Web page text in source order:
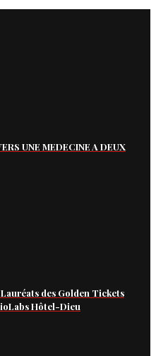
UNE MEDECINE A DEUX
des Golden Tickets
Hôtel-Dieu